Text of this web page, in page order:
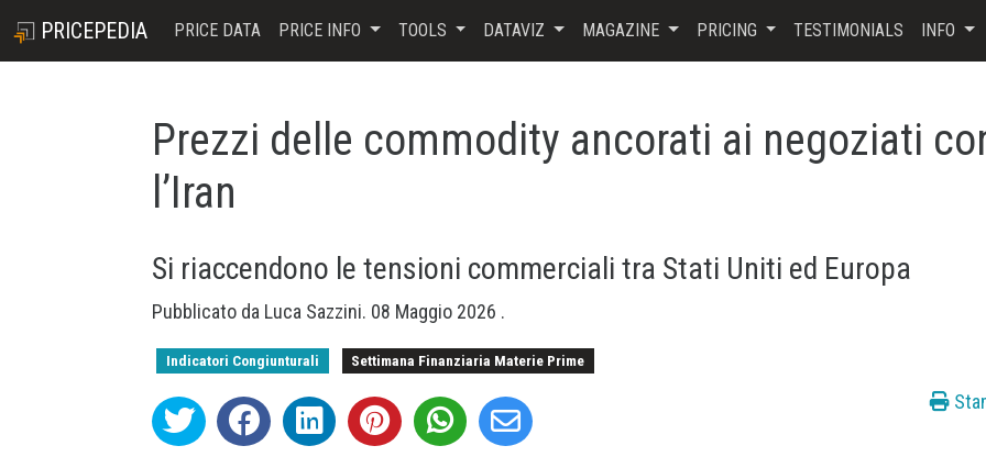
PRICEPEDIA PRICE DATA PRICE INFO TOOLS DATAVIZ MAGAZINE PRICING TESTIMONIALS INFO
Prezzi delle commodity ancorati ai negoziati
l’Iran
Si riaccendono le tensioni commerciali tra Stati Uniti ed Europa
Pubblicato da Luca Sazzini. 08 Maggio 2026 .
Indicatori Congiunturali Settimana Finanziaria Materie Prime